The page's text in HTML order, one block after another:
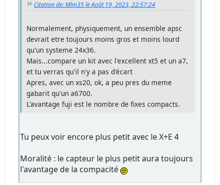
Citation de: Mlm35 le Août 19, 2023, 22:57:24
Normalement, physiquement, un ensemble apsc
devrait etre toujours moins gros et moins lourd
qu'un systeme 24x36.
Mais...compare un kit avec l'excellent xt5 et un a7,
et tu verras qu'il n'y a pas d'écart
Apres, avec un xs20, ok, a peu pres du meme
gabarit qu'un a6700.
L'avantage fuji est le nombre de fixes compacts.
Tu peux voir encore plus petit avec le X+E 4
Moralité : le capteur le plus petit aura toujours
l'avantage de la compacité